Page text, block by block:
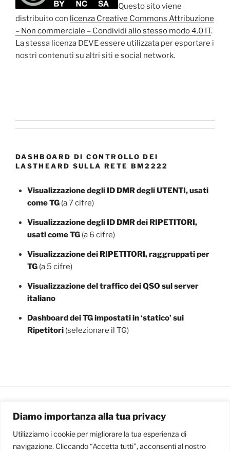
Diamo importanza alla tua privacy
Utilizziamo i cookie per migliorare la tua esperienza di
navigazione. Cliccando “Accetta tutti”, acconsenti al nostro
Questo sito viene
distribuito con licenza Creative Commons Attribuzione
– Non commerciale – Condividi allo stesso modo 4.0 IT.
La stessa licenza DEVE essere utilizzata per esportare i
nostri contenuti su altri siti e social network.
DASHBOARD DI CONTROLLO DEI
LASTHEARD SULLA RETE BM2222
Visualizzazione degli ID DMR degli UTENTI, usati
come TG(a 7 cifre)
Visualizzazione degli ID DMR dei RIPETITORI,
usati come TG(a 6 cifre)
Visualizzazione dei RIPETITORI, raggruppati per
TG(a 5 cifre)
Visualizzazione del traffico dei QSO sul server
italiano
Dashboard dei TG impostati in ‘statico’ sui
Ripetitori(selezionare il TG)
ARCHIVIO DEGLI ARTICOLI
Archivio